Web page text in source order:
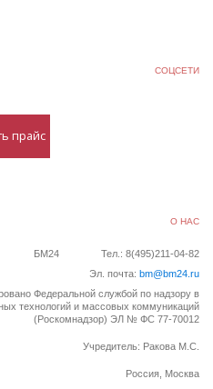
СОЦСЕТИ
прайс
О НАС
БМ24
Тел.: 8(495)211-04-82
Эл. почта: bm@bm24.ru
Федеральной службой по надзору в
технологий и массовых коммуникаций
(Роскомнадзор) ЭЛ № ФС 77-70012
Учредитель: Ракова М.С.
Россия, Москва